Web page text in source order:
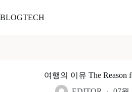
문
BLOGTECH
여행의 이유 The Reason